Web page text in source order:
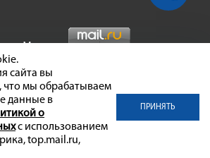
сайта вы
что мы обрабатываем
данные в
о
с использованием
top.mail.ru,
ПРИНЯТЬ